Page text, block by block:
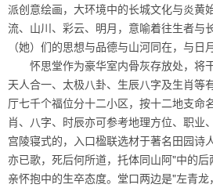
派创意绘画，大环境中的长城文化与炎黄
流、山川、彩云、明月，意喻着往生者与
（她）们的思想与品德与山河同在，与日
怀思堂作为豪华室内骨灰存放处，将
天人合一、太极八卦、生辰八字及生肖等
厅七千个福位分十二小区，按十二地支命
肖、八字、时辰亦可参考地理方位、职业
宫陵寝式的，入口楹联选材于著名田园诗
亦已歌，死后何所道，托体同山阿"中的
亲怀抱中的生卒态度。堂口两边是"左青